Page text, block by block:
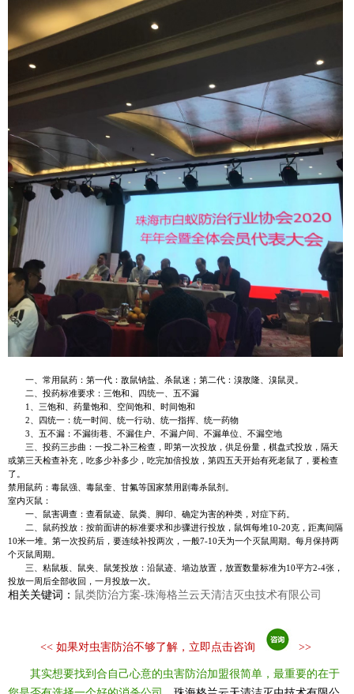
一、常用鼠药：第一代：敌鼠钠盐、杀鼠迷；第二代：溴敌隆、溴鼠灵。
二、投药标准要求：三饱和、四统一、五不漏
1、三饱和、药量饱和、空间饱和、时间饱和
2、四统一：统一时间、统一行动、统一指挥、统一药物
3、五不漏：不漏街巷、不漏住户、不漏户间、不漏单位、不漏空地
三、投药三步曲：一投二补三检查，即第一次投放，供足份量，棋盘式投放，隔天
或第三天检查补充，吃多少补多少，吃完加倍投放，第四五天开始有死老鼠了，要检查
了。
禁用鼠药：毒鼠强、毒鼠奎、甘氟等国家禁用剧毒杀鼠剂。
室内灭鼠：
一、鼠害调查：查看鼠迹、鼠粪、脚印、确定为害的种类，对症下药。
二、鼠药投放：按前面讲的标准要求和步骤进行投放，鼠饵每堆10-20克，距离间隔
10米一堆。第一次投药后，要连续补投两次，一般7-10天为一个灭鼠周期。每月保持两
个灭鼠周期。
三、粘鼠板、鼠夹、鼠笼投放：沿鼠迹、墙边放置，放置数量标准为10平方2-4张，
投放一周后全部收回，一月投放一次。
相关关键词： 鼠类防治方案-珠海格兰云天清洁灭虫技术有限公司
<< 如果对虫害防治不够了解，立即点击咨询 >>
其实想要找到合自己心意的虫害防治加盟很简单，最重要的在于